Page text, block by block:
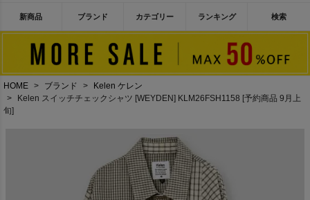
新商品 ブランド カテゴリー ランキング 検索
HOME ブランド
Kelen ケレン
Kelen スイッチチェックシャツ [WEYDEN] KLM26FSH1158 [予約商品 9月上
旬]